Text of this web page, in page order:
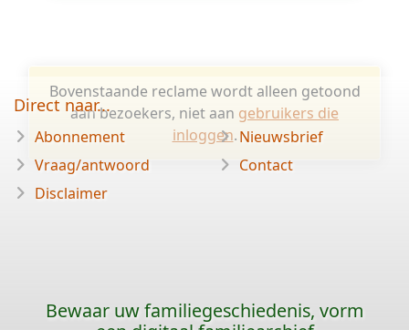
Bovenstaande reclame wordt alleen getoond
aan bezoekers, niet aan gebruikers die
inloggen.
Direct naar...
Abonnement
Vraag/antwoord
Disclaimer
Nieuwsbrief
Contact
Bewaar uw familiegeschiedenis, vorm